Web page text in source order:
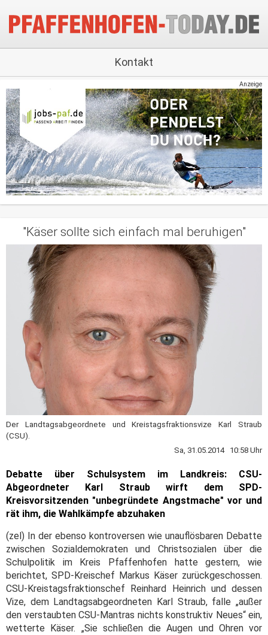
Kontakt
Anzeige
"Käser sollte sich einfach mal beruhigen"
Der Landtagsabgeordnete und Kreistagsfraktionsvize Karl Straub
(CSU).
Sa, 31.05.2014 10:58 Uhr
Debatte über Schulsystem im Landkreis: CSU-
Abgeordneter Karl Straub wirft dem SPD-
Kreisvorsitzenden "unbegründete Angstmache" vor und
rät ihm, die Wahlkämpfe abzuhaken
(zel) In der ebenso kontroversen wie unauflösbaren Debatte
zwischen Sozialdemokraten und Christsozialen über die
Schulpolitik im Kreis Pfaffenhofen hatte gestern, wie
berichtet, SPD-Kreischef Markus Käser zurückgeschossen.
CSU-Kreistagsfraktionschef Reinhard Heinrich und dessen
Vize, dem Landtagsabgeordneten Karl Straub, falle „außer
den verstaubten CSU-Mantras nichts konstruktiv Neues“ ein,
wetterte Käser. „Sie schließen die Augen und Ohren vor